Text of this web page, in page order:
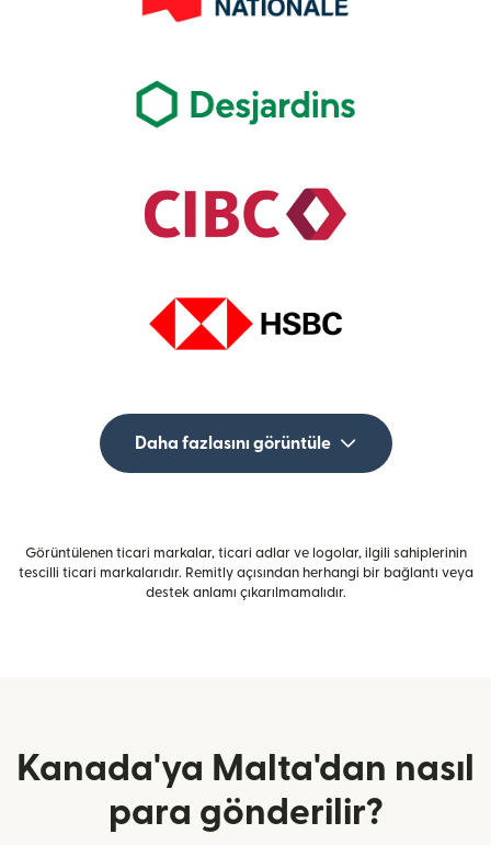
Daha fazlasını görüntüle
Görüntülenen ticari markalar, ticari adlar ve logolar, ilgili sahiplerinin
tescilli ticari markalarıdır. Remitly açısından herhangi bir bağlantı veya
destek anlamı çıkarılmamalıdır.
Kanada'ya Malta'dan nasıl
para gönderilir?